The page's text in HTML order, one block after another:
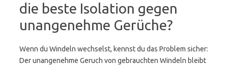
die beste Isolation gegen
unangenehme Gerüche?
Wenn du Windeln wechselst, kennst du das Problem sicher:
Der unangenehme Geruch von gebrauchten Windeln bleibt